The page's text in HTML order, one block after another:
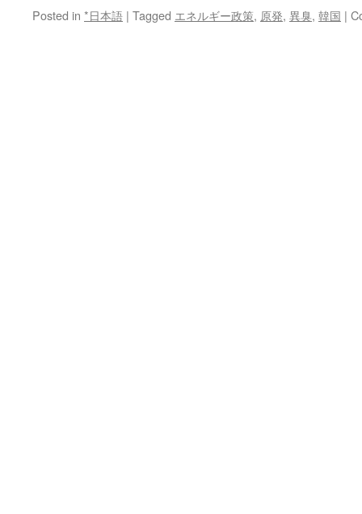
Posted in *日本語 | Tagged エネルギー政策, 原発, 異臭, 韓国 |